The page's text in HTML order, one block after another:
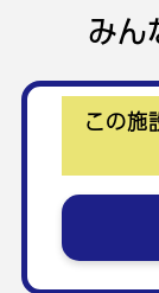
みん
この施